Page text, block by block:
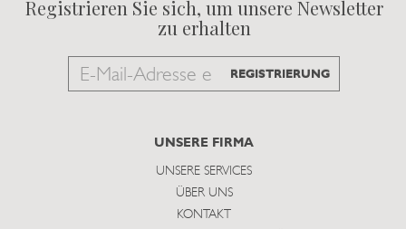
Registrieren Sie sich, um unsere Newsletter
zu erhalten
Email
subscribe
REGISTRIERUNG
UNSERE FIRMA
UNSERE SERVICES
ÜBER UNS
KONTAKT